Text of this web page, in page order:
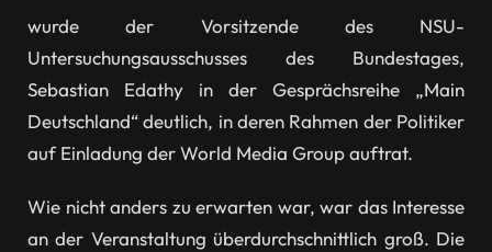
wurde der Vorsitzende des NSU-
Untersuchungsausschusses des Bundestages,
Sebastian Edathy in der Gesprächsreihe „Main
Deutschland“ deutlich, in deren Rahmen der Politiker
auf Einladung der World Media Group auftrat.
Wie nicht anders zu erwarten war, war das Interesse
an der Veranstaltung überdurchschnittlich groß. Die